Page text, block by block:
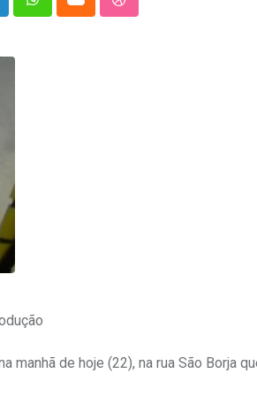
WhatsappCloud StumbleUpon
manhã de hoje (22), na rua São Borja